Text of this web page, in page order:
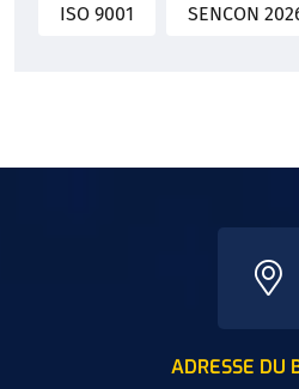
ISO 9001 SENCON
ADRESSE DU